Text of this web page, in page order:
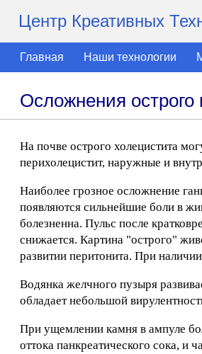
Центр Креативных
Главная Наши технологии
Осложнения острого
На почве острого холецистита
перихолецистит, наружные и
Наиболее грозное осложнение
появляются сильнейшие боли в
болезненна. Пульс после
снижается. Картина "острого"
развитии перитонита. При
Водянка желчного пузыря
обладает небольшой
При ущемлении камня в ампуле
оттока панкреатического сока, и